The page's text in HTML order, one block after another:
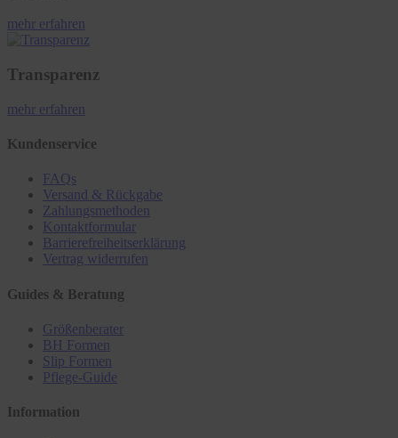
mehr erfahren
Transparenz
mehr erfahren
Kundenservice
FAQs
Versand & Rückgabe
Zahlungsmethoden
Kontaktformular
Barrierefreiheitserklärung
Vertrag widerrufen
Guides & Beratung
Größenberater
BH Formen
Slip Formen
Pflege-Guide
Information